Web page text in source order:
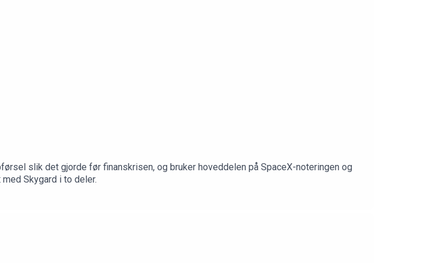
slik det gjorde før finanskrisen, og bruker hoveddelen på SpaceX-noteringen og
Skygard i to deler.